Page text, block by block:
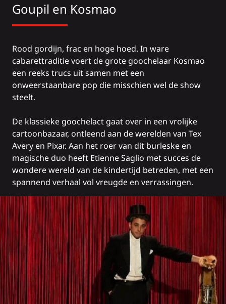
Goupil en Kosmao
Rood gordijn, frac en hoge hoed. In ware
cabarettraditie voert de grote goochelaar Kosmao
een reeks trucs uit samen met een
onweerstaanbare pop die misschien wel de show
steelt.
De klassieke goochelact gaat over in een vrolijke
cartoonbazaar, ontleend aan de werelden van Tex
Avery en Pixar. Aan het roer van dit burleske en
magische duo heeft Etienne Saglio met succes de
wondere wereld van de kindertijd betreden, met een
spannend verhaal vol vreugde en verrassingen.